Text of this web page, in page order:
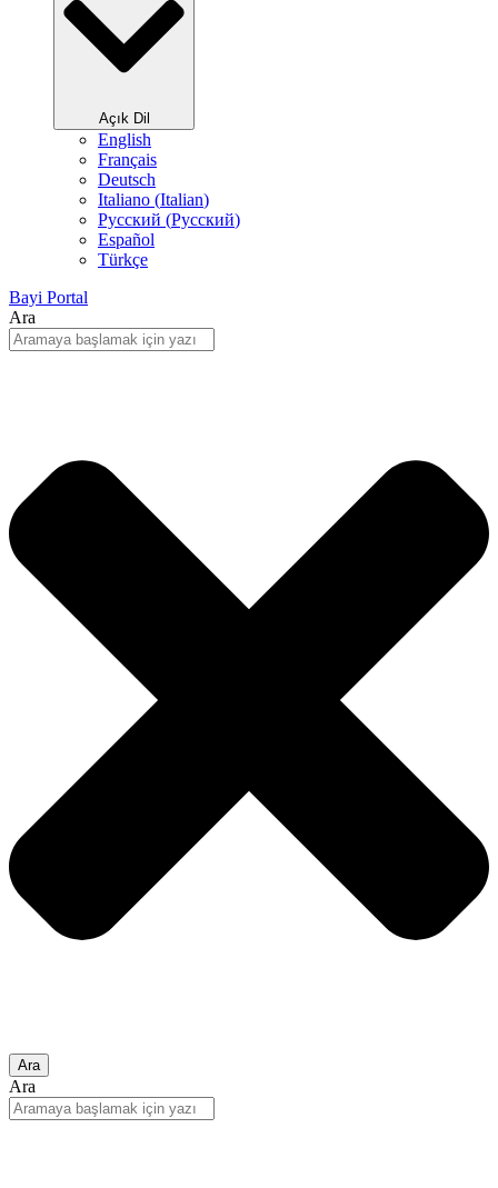
Açık Dil
English
Français
Deutsch
Italiano (Italian)
Русский (Pусский)
Español
Türkçe
Bayi Portal
Ara
Ara
Ara